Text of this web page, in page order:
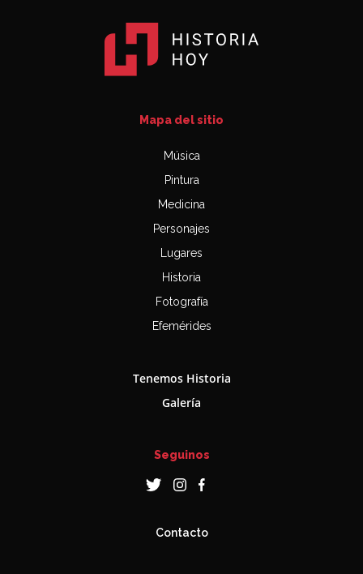
Mapa del sitio
Música
Pintura
Medicina
Personajes
Lugares
Historia
Fotografía
Efemérides
Tenemos Historia
Galería
Seguinos
Contacto